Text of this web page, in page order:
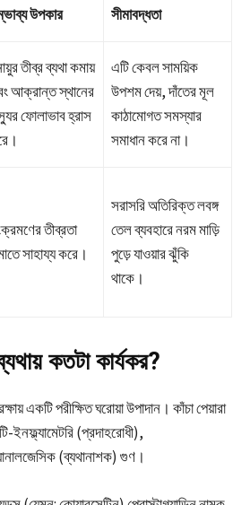
উপকার সীমাবদ্ধতা
তীব্র ব্যথা কমায়
আক্রান্ত স্থানের
ফোলাভাব হ্রাস
এটি কেবল সাময়িক
উপশম দেয়, দাঁতের মূল
কাঠামোগত সমস্যার
সমাধান করে না।
তীব্রতা
সাহায্য করে।
সরাসরি অতিরিক্ত লবঙ্গ
তেল ব্যবহারে নরম মাড়ি
পুড়ে যাওয়ার ঝুঁকি
থাকে।
কতটা কার্যকর?
একটি পরীক্ষিত ঘরোয়া উপাদান। কাঁচা পেয়ারা
ইনফ্ল্যামেটরি (প্রদাহরোধী),
(ব্যথানাশক) গুণ।